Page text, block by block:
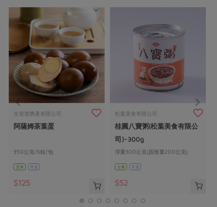
生發號農產有限公司
阿薩姆茶葉蛋
350公克/6粒/包
蛋素 常溫
$125
松葉美食有限公司
桂圓八寶粥(松葉美食有限公
司)-300g
淨重300公克(固形量200公克)
全素 常溫
$52